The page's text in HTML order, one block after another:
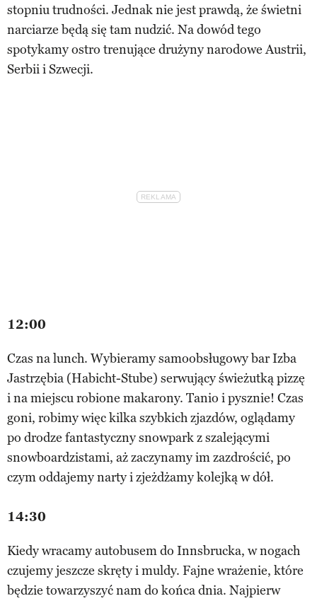
stopniu trudności. Jednak nie jest prawdą, że świetni
narciarze będą się tam nudzić. Na dowód tego
spotykamy ostro trenujące drużyny narodowe Austrii,
Serbii i Szwecji.
12:00
Czas na lunch. Wybieramy samoobsługowy bar Izba
Jastrzębia (Habicht-Stube) serwujący świeżutką pizzę
i na miejscu robione makarony. Tanio i pysznie! Czas
goni, robimy więc kilka szybkich zjazdów, oglądamy
po drodze fantastyczny snowpark z szalejącymi
snowboardzistami, aż zaczynamy im zazdrościć, po
czym oddajemy narty i zjeżdżamy kolejką w dół.
14:30
Kiedy wracamy autobusem do Innsbrucka, w nogach
czujemy jeszcze skręty i muldy. Fajne wrażenie, które
będzie towarzyszyć nam do końca dnia. Najpierw